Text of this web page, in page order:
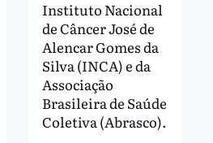
Instituto Nacional
de Câncer José de
Alencar Gomes da
Silva (INCA) e da
Associação
Brasileira de Saúde
Coletiva (Abrasco).